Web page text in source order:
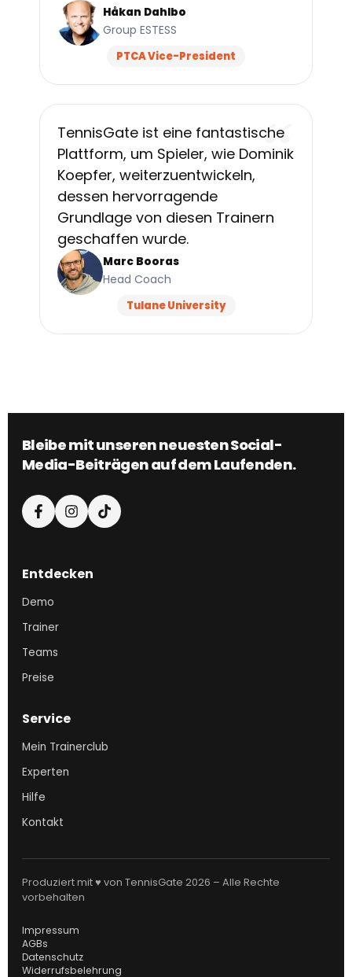
Håkan Dahlbo
Group ESTESS
PTCA Vice-President
“
TennisGate ist eine fantastische
Plattform, um Spieler, wie Dominik
Koepfer, weiterzuentwickeln,
dessen hervorragende
Grundlage von diesen Trainern
geschaffen wurde.
Marc Booras
Head Coach
Tulane University
Bleibe mit unseren neuesten Social-
Media-Beiträgen auf dem Laufenden.
Entdecken
Demo
Trainer
Teams
Preise
Service
Mein Trainerclub
Experten
Hilfe
Kontakt
Produziert mit ♥ von TennisGate 2026 – Alle Rechte
vorbehalten
Impressum
AGBs
Datenschutz
Widerrufsbelehrung